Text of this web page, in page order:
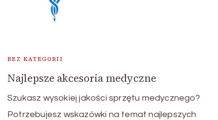
BEZ KATEGORII
Najlepsze akcesoria medyczne
Szukasz wysokiej jakości sprzętu medycznego?
Potrzebujesz wskazówki na temat najlepszych